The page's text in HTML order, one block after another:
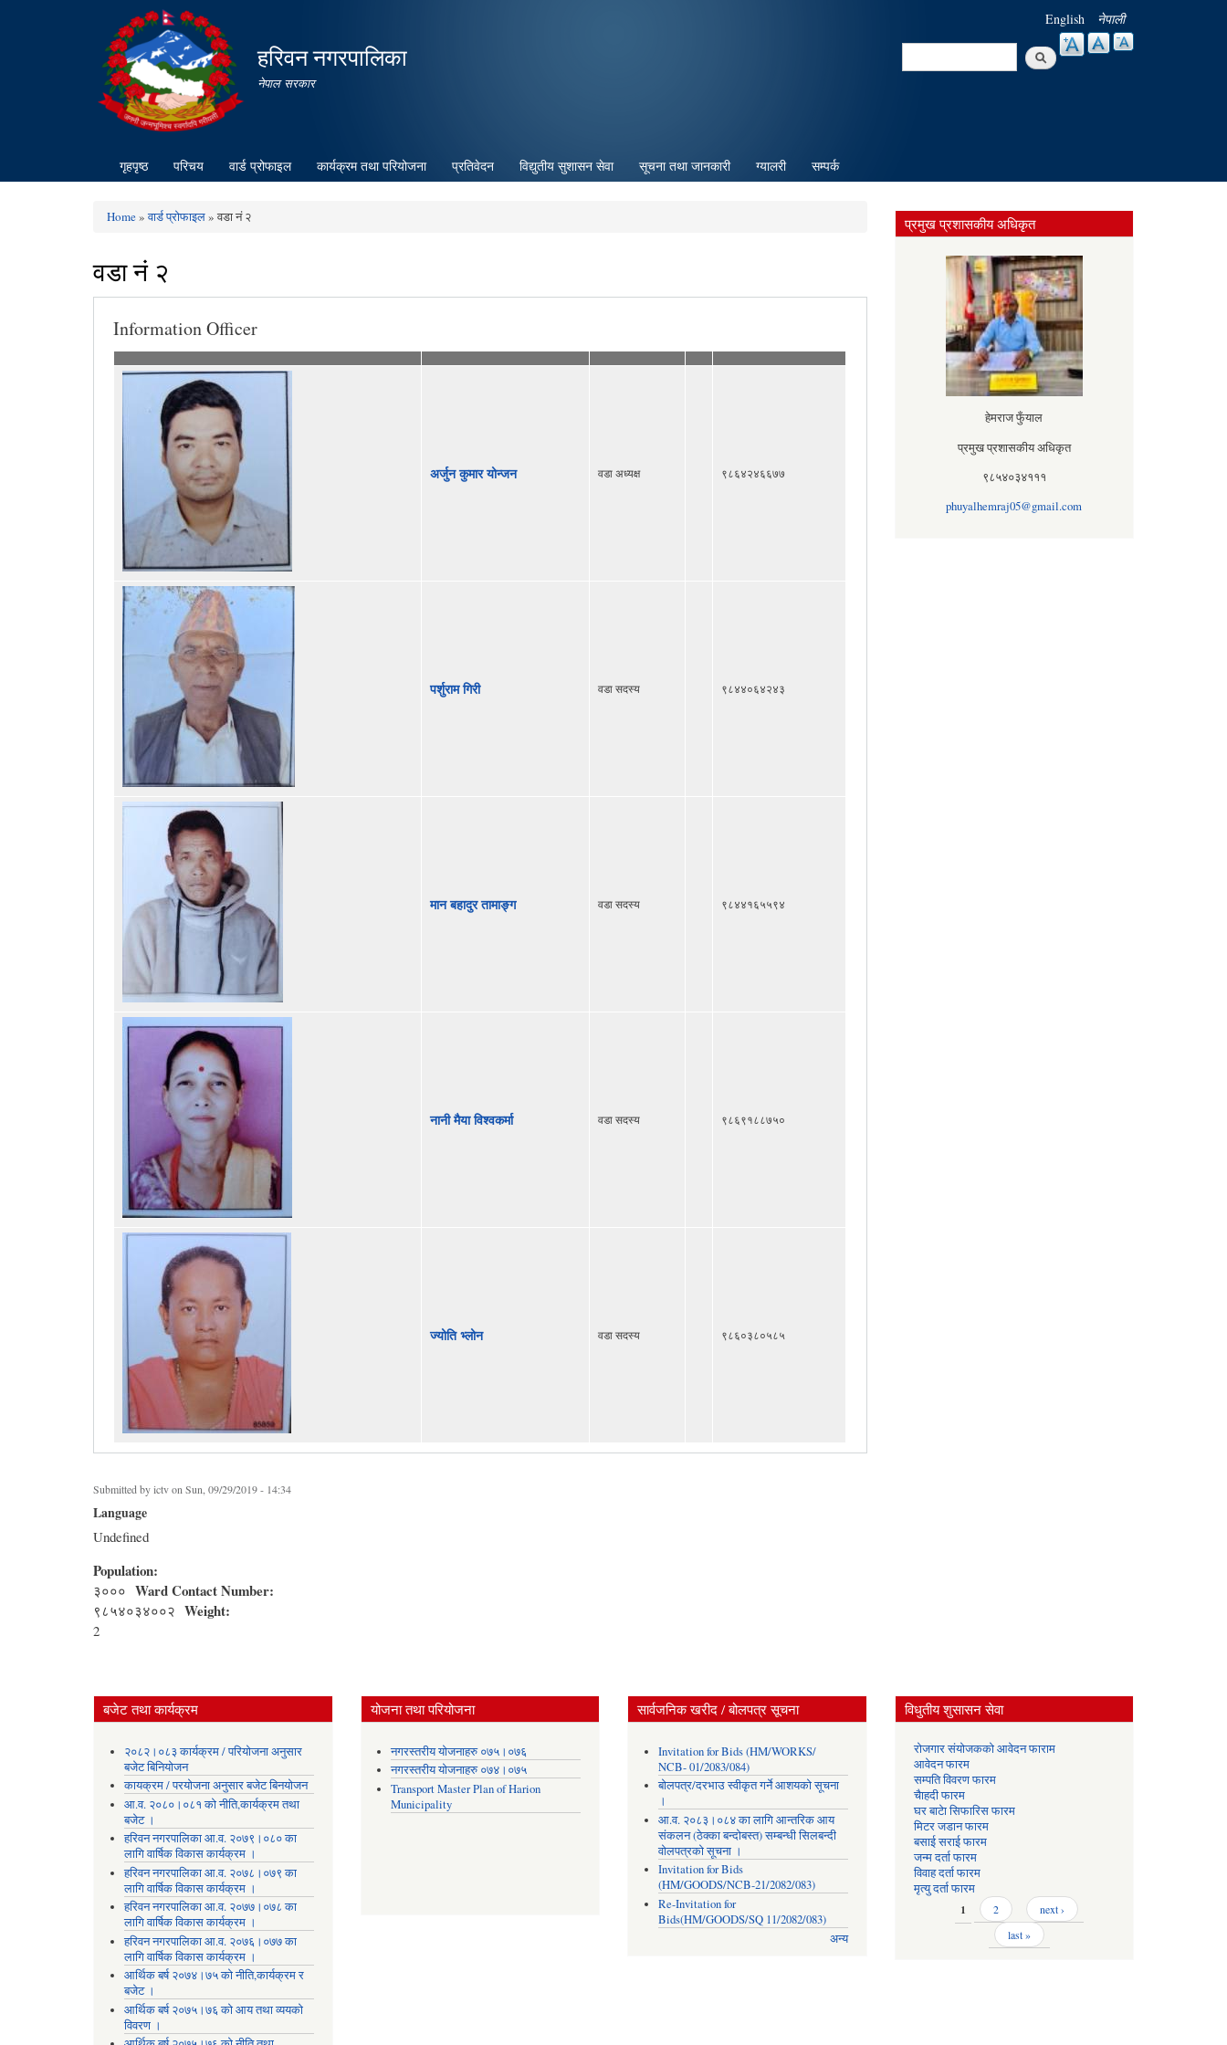
हरिवन नगरपालिका
नेपाल सरकार
English नेपाली
Search
गृहपृष्ठ परिचय वार्ड प्रोफाइल कार्यक्रम तथा परियोजना प्रतिवेदन विद्युतीय सुशासन सेवा सूचना तथा जानकारी ग्यालरी सम्पर्क
You are here
Home»वार्ड प्रोफाइल» वडा नं २
वडा नं २
Information Officer
अर्जुन कुमार योन्जन वडा अध्यक्ष ९८६४२४६६७७
पर्शुराम गिरी वडा सदस्य ९८४४०६४२४३
मान बहादुर तामाङ्ग वडा सदस्य ९८४४१६५५९४
नानी मैया विश्वकर्मा वडा सदस्य ९८६९१८८७५०
ज्योति भ्लोन वडा सदस्य ९८६०३८०५८५
Submitted byictvon Sun, 09/29/2019 - 14:34
Language
Undefined
Population:
३००० Ward Contact Number:
९८५४०३४००२ Weight:
2
प्रमुख प्रशासकीय अधिकृत
हेमराज फुँयाल
प्रमुख प्रशासकीय अधिकृत
९८५४०३४१११
phuyalhemraj05@gmail.com
बजेट तथा कार्यक्रम
२०८२।०८३ कार्यक्रम / परियोजना अनुसार
बजेट बिनियोजन
कायक्रम / परयोजना अनुसार बजेट बिनयोजन
आ.व. २०८०।०८१ को नीति,कार्यक्रम तथा
बजेट ।
हरिवन नगरपालिका आ‍.व. २०७९।०८० का
लागि वार्षिक विकास कार्यक्रम ।
हरिवन नगरपालिका आ‍.व. २०७८।०७९ का
लागि वार्षिक विकास कार्यक्रम ।
हरिवन नगरपालिका आ‍.व. २०७७।०७८ का
लागि वार्षिक विकास कार्यक्रम ।
हरिवन नगरपालिका आ‍.व. २०७६।०७७ का
लागि वार्षिक विकास कार्यक्रम ।
आर्थिक बर्ष २०७४।७५ को नीति,कार्यक्रम र
बजेट ।
आर्थिक बर्ष २०७५।७६ को आय तथा व्ययकाे
विवरण ।
योजना तथा परियोजना
नगरस्तरीय योजनाहरु ०७५।०७६
नगरस्तरीय योजनाहरु ०७४।०७५
Transport Master Plan of Harion
Municipality
सार्वजनिक खरीद / बोलपत्र सूचना
Invitation for Bids (HM/WORKS/
NCB- 01/2083/084)
बोलपत्र/दरभाउ स्वीकृत गर्ने आशयको सूचना
।
आ.व. २०८३।०८४ का लागि आन्तरिक आय
संकलन (ठेक्का बन्दोबस्त) सम्बन्धी सिलबन्दी
वोलपत्रको सूचना ।
Invitation for Bids
(HM/GOODS/NCB-21/2082/083)
Re-Invitation for
Bids(HM/GOODS/SQ 11/2082/083)
अन्य
विधुतीय शुसासन सेवा
रोजगार संयोजकको आवेदन फाराम
आवेदन फारम
सम्पति विवरण फारम
चैाहदी फारम
घर बाटेा सिफारिस फारम
मिटर जडान फारम
बसाई सराई फारम
जन्म दर्ता फारम
विवाह दर्ता फारम
मृत्यु दर्ता फारम
1 2
next ›
last »